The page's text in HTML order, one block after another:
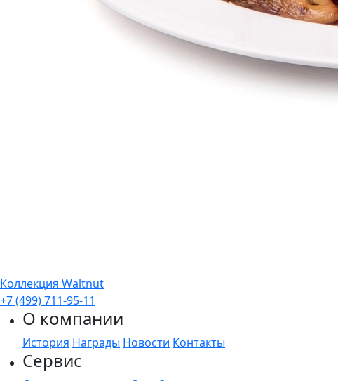
Коллекция Waltnut
+7 (499) 711-95-11
О компании
История Награды Новости Контакты
Сервис